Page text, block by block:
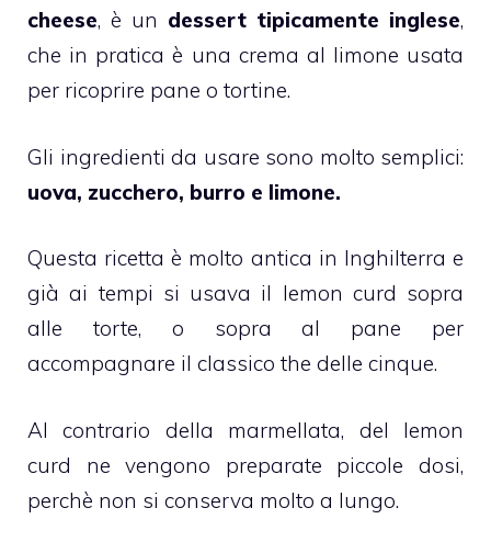
cheese, è un dessert tipicamente inglese,
che in pratica è una crema al limone usata
per ricoprire pane o tortine.
Gli ingredienti da usare sono molto semplici:
uova, zucchero, burro e limone.
Questa ricetta è molto antica in Inghilterra e
già ai tempi si usava il lemon curd sopra
alle torte, o sopra al pane per
accompagnare il classico the delle cinque.
Al contrario della marmellata, del lemon
curd ne vengono preparate piccole dosi,
perchè non si conserva molto a lungo.